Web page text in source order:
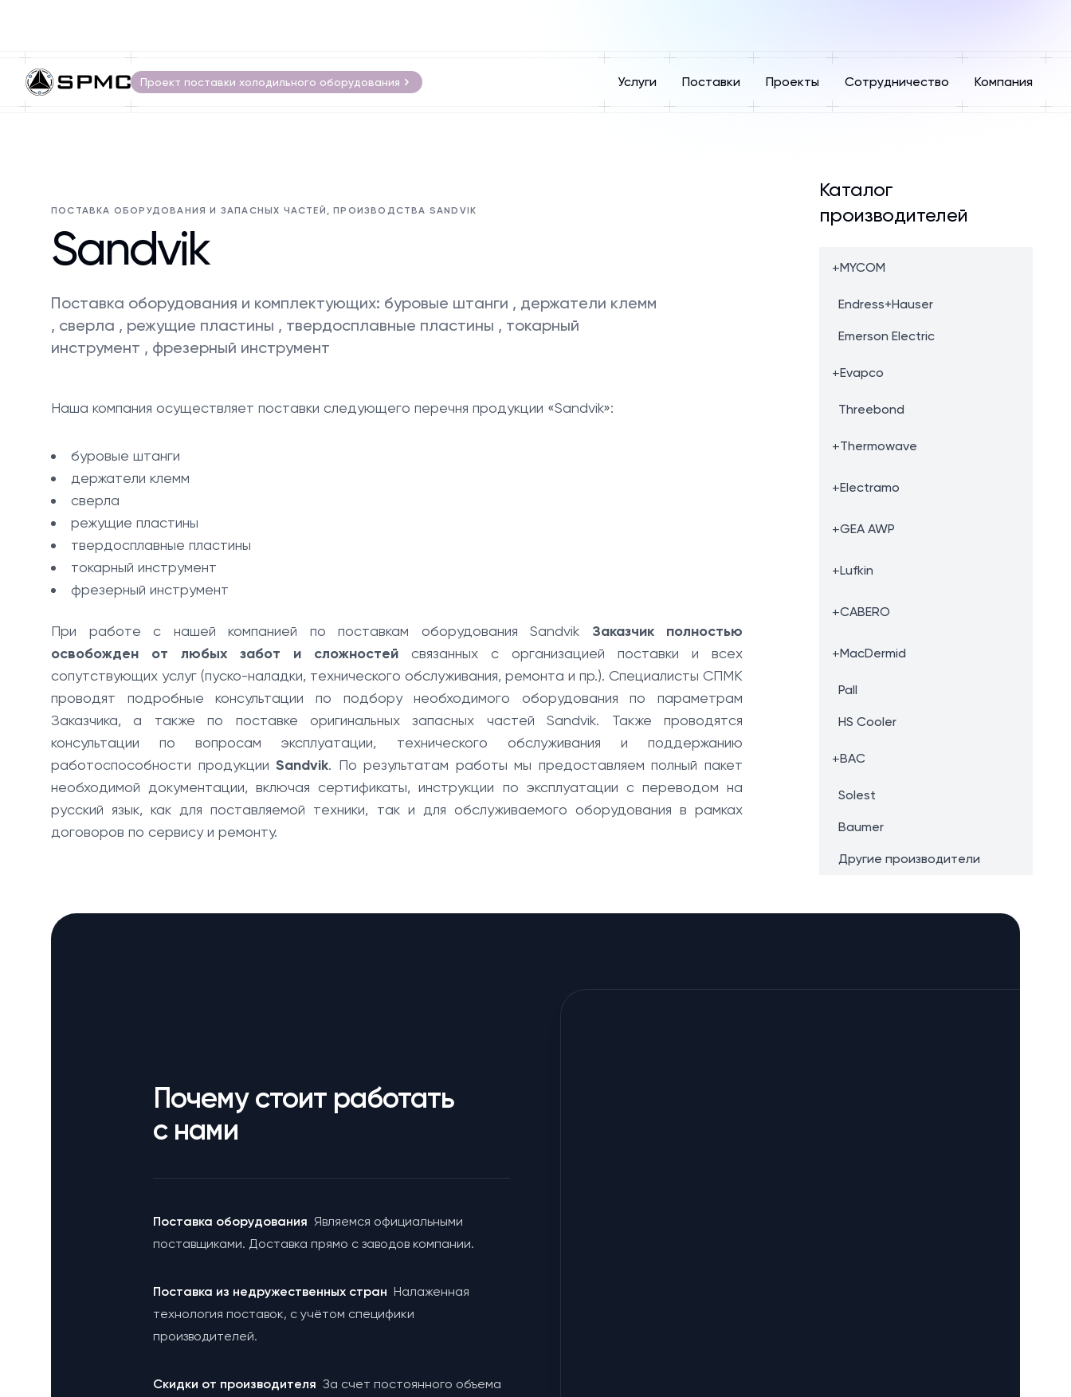
Проект поставки холодильного оборудования Услуги Поставки Проекты Сотрудничество Компания
ПОСТАВКА ОБОРУДОВАНИЯ И ЗАПАСНЫХ ЧАСТЕЙ, ПРОИЗВОДСТВА SANDVIK
Sandvik
Поставка оборудования и комплектующих: буровые штанги , держатели клемм
, сверла , режущие пластины , твердосплавные пластины , токарный
инструмент , фрезерный инструмент
Наша компания осуществляет поставки следующего перечня продукции «Sandvik»:
буровые штанги
держатели клемм
сверла
режущие пластины
твердосплавные пластины
токарный инструмент
фрезерный инструмент
При работе с нашей компанией по поставкам оборудования Sandvik Заказчик полностью
освобожден от любых забот и сложностей связанных с организацией поставки и всех
сопутствующих услуг (пуско-наладки, технического обслуживания, ремонта и пр.). Специалисты СПМК
проводят подробные консультации по подбору необходимого оборудования по параметрам
Заказчика, а также по поставке оригинальных запасных частей Sandvik. Также проводятся
консультации по вопросам эксплуатации, технического обслуживания и поддержанию
работоспособности продукцииSandvik. По результатам работы мы предоставляем полный пакет
необходимой документации, включая сертификаты, инструкции по эксплуатации с переводом на
русский язык, как для поставляемой техники, так и для обслуживаемого оборудования в рамках
договоров по сервису и ремонту.
Каталог
производителей
+MYCOM
Endress+Hauser
Emerson Electric
+Evapco
Threebond
+Thermowave
+Electramo
+GEA AWP
+Lufkin
+CABERO
+MacDermid
Pall
HS Cooler
+BAC
Solest
Baumer
Другие производители
Почему стоит работать
с нами
Поставка оборудования Являемся официальными
поставщиками. Доставка прямо с заводов компании.
Поставка из недружественных стран Налаженная
технология поставок, с учётом специфики
производителей.
Cкидки от производителя За счет постоянного объема